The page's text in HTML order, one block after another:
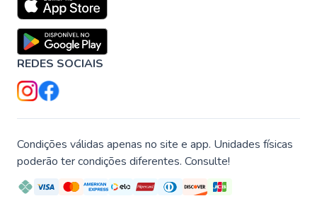
REDES SOCIAIS
Condições válidas apenas no site e app. Unidades físicas
poderão ter condições diferentes. Consulte!